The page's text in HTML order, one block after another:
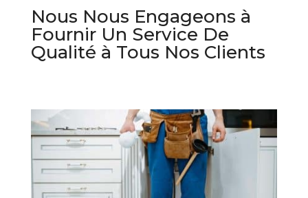
Nous Nous Engageons à
Fournir Un Service De
Qualité à Tous Nos Clients